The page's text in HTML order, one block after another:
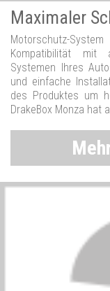
Maximaler
Motorschutz-
Kompatibilität mit
Systemen Ihres
und einfache
des Produktes um
DrakeBox Monza hat